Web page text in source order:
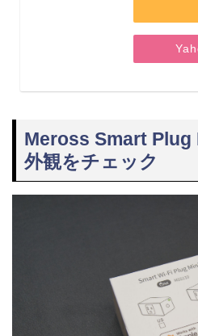
Meross Smart Plug
外観をチェック